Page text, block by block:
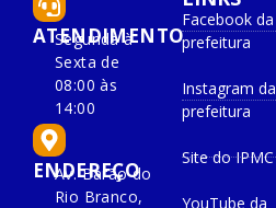
ATENDIMENTO
Segunda à
Sexta de
08:00 às
14:00
ENDEREÇO
Av. Barão do
Rio Branco,
Facebook da
prefeitura
Instagram da
prefeitura
Site do IPMC
YouTube da